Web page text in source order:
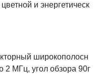
и энергетическ
широкополосн
2 МГц, угол обзора 90г